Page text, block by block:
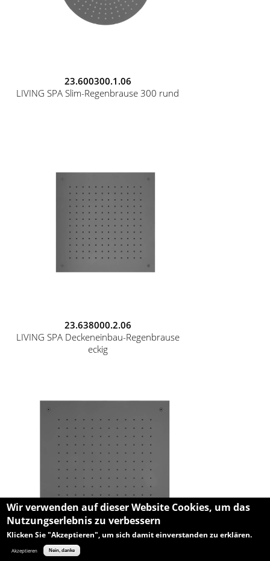
23.600300.1.06
LIVING SPA Slim-Regenbrause 300 rund
23.638000.2.06
LIVING SPA Deckeneinbau-Regenbrause
eckig
Wir verwenden auf dieser Website Cookies, um das
Nutzungserlebnis zu verbessern
Klicken Sie "Akzeptieren", um sich damit einverstanden zu erklären.
Akzeptieren Nein, danke